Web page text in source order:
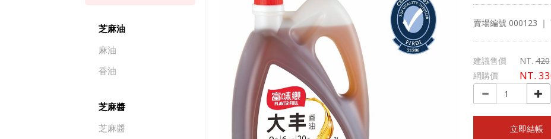
賣場編號 000123
建議售價 NT.420
網購價
NT.
立即結帳
芝麻油
麻油
香油
芝麻醬
芝麻醬